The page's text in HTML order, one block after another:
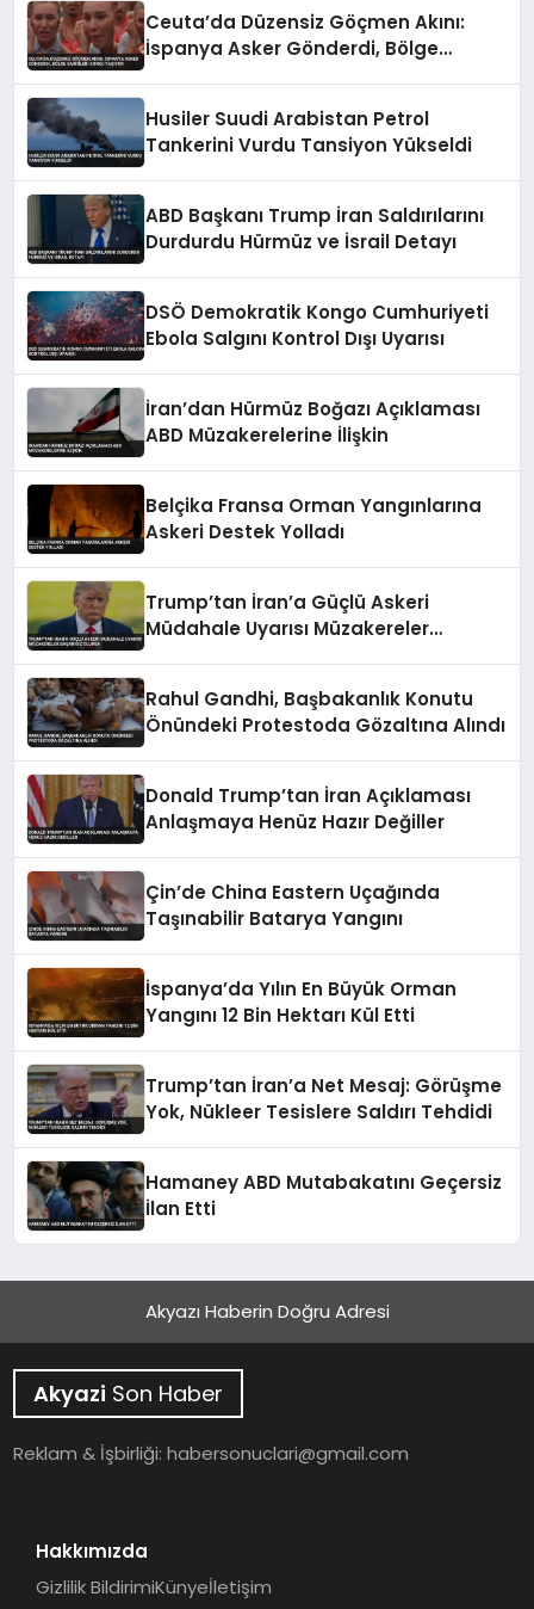
Ceuta’da Düzensiz Göçmen Akını:
İspanya Asker Gönderdi, Bölge
Husiler Suudi Arabistan Petrol
Tankerini Vurdu Tansiyon Yükseldi
ABD Başkanı Trump İran Saldırılarını
Durdurdu Hürmüz ve İsrail Detayı
DSÖ Demokratik Kongo Cumhuriyeti
Ebola Salgını Kontrol Dışı Uyarısı
İran’dan Hürmüz Boğazı Açıklaması
ABD Müzakerelerine İlişkin
Belçika Fransa Orman Yangınlarına
Askeri Destek Yolladı
Trump’tan İran’a Güçlü Askeri
Müdahale Uyarısı Müzakereler
Rahul Gandhi, Başbakanlık Konutu
Önündeki Protestoda Gözaltına Alındı
Donald Trump’tan İran Açıklaması
Anlaşmaya Henüz Hazır Değiller
Çin’de China Eastern Uçağında
Taşınabilir Batarya Yangını
İspanya’da Yılın En Büyük Orman
Yangını 12 Bin Hektarı Kül Etti
Trump’tan İran’a Net Mesaj: Görüşme
Yok, Nükleer Tesislere Saldırı Tehdidi
Hamaney ABD Mutabakatını Geçersiz
İlan Etti
Akyazı Haberin Doğru Adresi
Akyazi Son Haber
Reklam & İşbirliği:habersonuclari@gmail.com
Hakkımızda
Gizlilik BildirimiKünyeİletişim